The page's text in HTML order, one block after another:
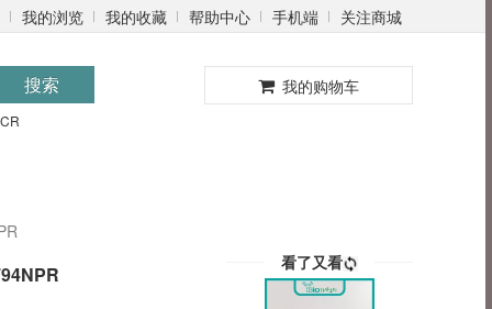
我的浏览 我的收藏 帮助中心 手机端 关注商城
搜索 我的购物车
看了又看